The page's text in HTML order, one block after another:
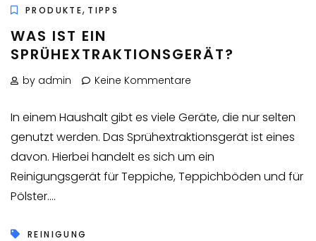
PRODUKTE, TIPPS
WAS IST EIN
SPRÜHEXTRAKTIONSGERÄT?
by admin Keine Kommentare
In einem Haushalt gibt es viele Geräte, die nur selten
genutzt werden. Das Sprühextraktionsgerät ist eines
davon. Hierbei handelt es sich um ein
Reinigungsgerät für Teppiche, Teppichböden und für
Pölster....
REINIGUNG